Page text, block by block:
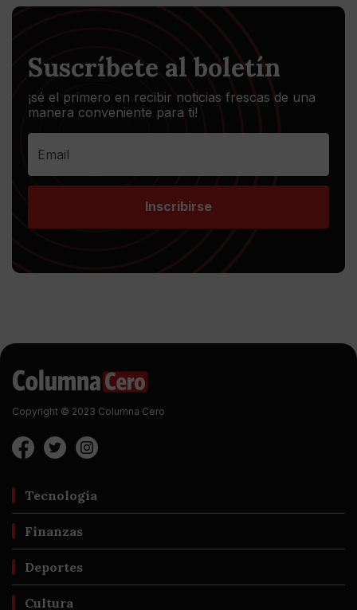
Suscríbete al boletín
¡sé el primero en recibir noticias frescas de una
manera conveniente para ti!
Inscribirse
Copyright © 2023 Columna Cero
Tecnología
Finanzas
Deportes
Cultura